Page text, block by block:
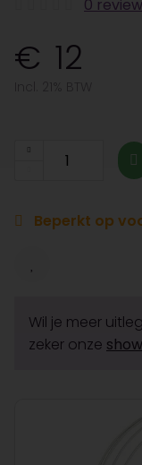
0
12
Beperkt op
Wil je meer
zeker onze